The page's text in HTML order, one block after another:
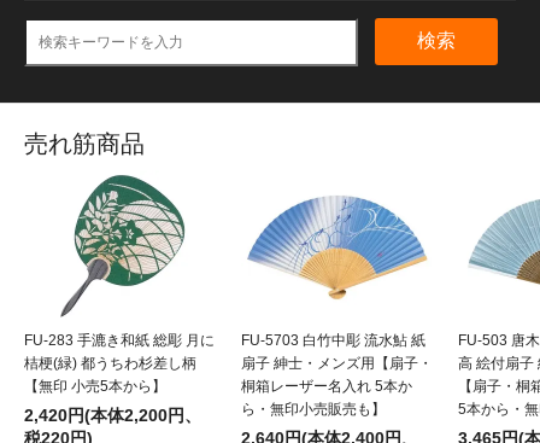
検索
売れ筋商品
FU-283 手漉き和紙 総彫 月に
桔梗(緑) 都うちわ杉差し柄
【無印 小売5本から】
2,420円(本体2,200円、
税220円)
FU-5703 白竹中彫 流水鮎 紙
扇子 紳士・メンズ用【扇子・
桐箱レーザー名入れ 5本か
ら・無印小売販売も】
2,640円(本体2,400円、
FU-503 唐
高 絵付扇子
【扇子・桐
5本から・
3,465円(